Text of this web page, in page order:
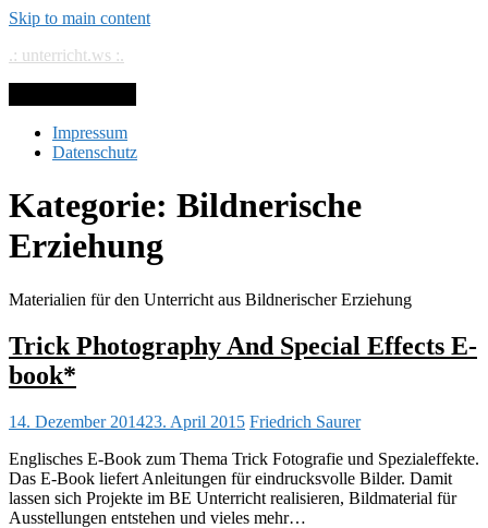
Skip to main content
.: unterricht.ws :.
Impressum
Datenschutz
Kategorie: Bildnerische
Erziehung
Materialien für den Unterricht aus Bildnerischer Erziehung
Trick Photography And Special Effects E-
book*
14. Dezember 201423. April 2015 Friedrich Saurer
Englisches E-Book zum Thema Trick Fotografie und Spezialeffekte.
Das E-Book liefert Anleitungen für eindrucksvolle Bilder. Damit
lassen sich Projekte im BE Unterricht realisieren, Bildmaterial für
Ausstellungen entstehen und vieles mehr…